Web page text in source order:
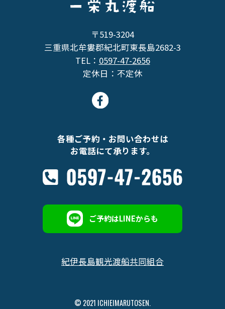
〒519-3204
三重県北牟婁郡紀北町東長島2682-3
TEL： 0597-47-2656
定休日：不定休
各種ご予約・お問い合わせは
お電話にて承ります。
ご予約はLINEからも
紀伊長島観光渡船共同組合
© 2021 ICHIEIMARUTOSEN.